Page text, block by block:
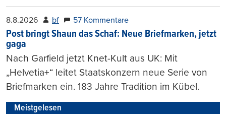
8.8.2026 bf 57 Kommentare
Post bringt Shaun das Schaf: Neue Briefmarken, jetzt
gaga
Nach Garfield jetzt Knet-Kult aus UK: Mit
„Helvetia+“ leitet Staatskonzern neue Serie von
Briefmarken ein. 183 Jahre Tradition im Kübel.
Meistgelesen